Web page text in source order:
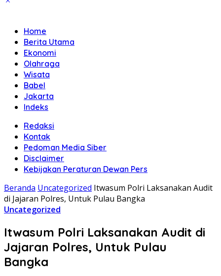
Home
Berita Utama
Ekonomi
Olahraga
Wisata
Babel
Jakarta
Indeks
Redaksi
Kontak
Pedoman Media Siber
Disclaimer
Kebijakan Peraturan Dewan Pers
Beranda Uncategorized Itwasum Polri Laksanakan Audit
di Jajaran Polres, Untuk Pulau Bangka
Uncategorized
Itwasum Polri Laksanakan Audit di
Jajaran Polres, Untuk Pulau
Bangka